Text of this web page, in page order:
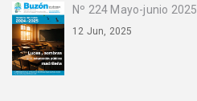
Nº 224 Mayo-junio 2025
12 Jun, 2025